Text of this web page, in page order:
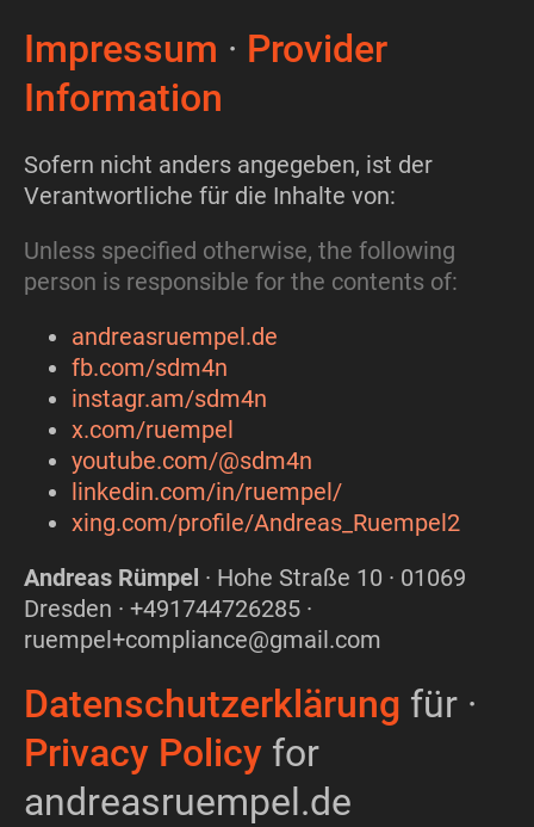
Impressum · Provider
Information
Sofern nicht anders angegeben, ist der
Verantwortliche für die Inhalte von:
Unless specified otherwise, the following
person is responsible for the contents of:
andreasruempel.de
fb.com/sdm4n
instagr.am/sdm4n
x.com/ruempel
youtube.com/@sdm4n
linkedin.com/in/ruempel/
xing.com/profile/Andreas_Ruempel2
Andreas Rümpel · Hohe Straße 10 · 01069
Dresden · +491744726285 ·
ruempel+compliance@gmail.com
Datenschutzerklärung für ·
Privacy Policy for
andreasruempel.de